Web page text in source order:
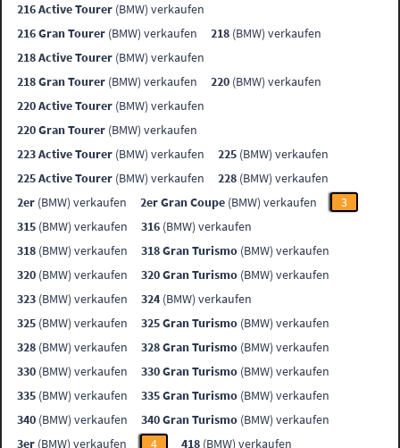
216 Active Tourer (BMW) verkaufen
216 Gran Tourer (BMW) verkaufen 218 (BMW) verkaufen
218 Active Tourer (BMW) verkaufen
218 Gran Tourer (BMW) verkaufen 220 (BMW) verkaufen
220 Active Tourer (BMW) verkaufen
220 Gran Tourer (BMW) verkaufen
223 Active Tourer (BMW) verkaufen 225 (BMW) verkaufen
225 Active Tourer (BMW) verkaufen 228 (BMW) verkaufen
2er (BMW) verkaufen 2er Gran Coupe (BMW) verkaufen
3
315 (BMW) verkaufen 316 (BMW) verkaufen
318 (BMW) verkaufen 318 Gran Turismo (BMW) verkaufen
320 (BMW) verkaufen 320 Gran Turismo (BMW) verkaufen
323 (BMW) verkaufen 324 (BMW) verkaufen
325 (BMW) verkaufen 325 Gran Turismo (BMW) verkaufen
328 (BMW) verkaufen 328 Gran Turismo (BMW) verkaufen
330 (BMW) verkaufen 330 Gran Turismo (BMW) verkaufen
335 (BMW) verkaufen 335 Gran Turismo (BMW) verkaufen
340 (BMW) verkaufen 340 Gran Turismo (BMW) verkaufen
3er (BMW) verkaufen 4 418 (BMW) verkaufen